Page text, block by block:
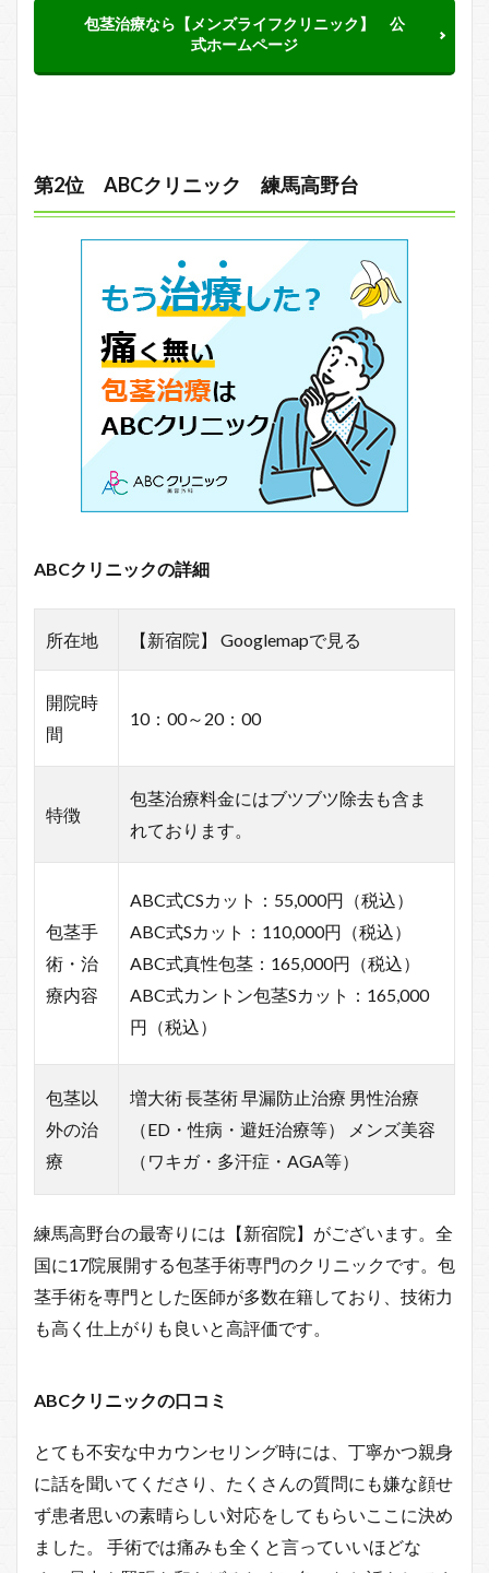
包茎治療なら【メンズライフクリニック】 公
式ホームページ
第2位 ABCクリニック 練馬高野台
ABCクリニックの詳細
所在地 【新宿院】 Googlemapで見る
開院時
間
10：00～20：00
特徴
包茎治療料金にはブツブツ除去も含ま
れております。
包茎手
術・治
療内容
ABC式CSカット：55,000円（税込）
ABC式Sカット：110,000円（税込）
ABC式真性包茎：165,000円（税込）
ABC式カントン包茎Sカット：165,000
円（税込）
包茎以
外の治
療
増大術 長茎術 早漏防止治療 男性治療
（ED・性病・避妊治療等） メンズ美容
（ワキガ・多汗症・AGA等）
練馬高野台の最寄りには【新宿院】がございます。全
国に17院展開する包茎手術専門のクリニックです。包
茎手術を専門とした医師が多数在籍しており、技術力
も高く仕上がりも良いと高評価です。
ABCクリニックの口コミ
とても不安な中カウンセリング時には、丁寧かつ親身
に話を聞いてくださり、たくさんの質問にも嫌な顔せ
ず患者思いの素晴らしい対応をしてもらいここに決め
ました。 手術では痛みも全くと言っていいほどな